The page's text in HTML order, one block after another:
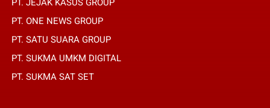
PT. JEJAK KASUS GROUP
PT. ONE NEWS GROUP
PT. SATU SUARA GROUP
PT. SUKMA UMKM DIGITAL
PT. SUKMA SAT SET